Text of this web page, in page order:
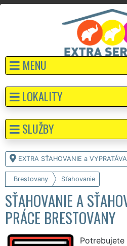
MENU
EXTRA SŤAHOVANIE a
Brestovany Sťahovanie
SŤAHOVANIE A
PRÁCE BRESTOVANY
LOKALITY
SLUŽBY